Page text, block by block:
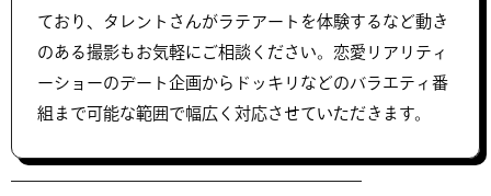
ており、タレントさんがラテアートを体験するなど動き
のある撮影もお気軽にご相談ください。恋愛リアリティ
ーショーのデート企画からドッキリなどのバラエティ番
組まで可能な範囲で幅広く対応させていただきます。